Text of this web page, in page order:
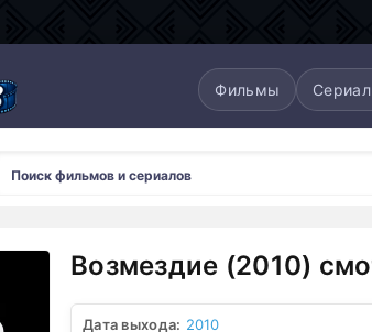
Фильмы
Возмездие (2010)
Дата выхода: 2010